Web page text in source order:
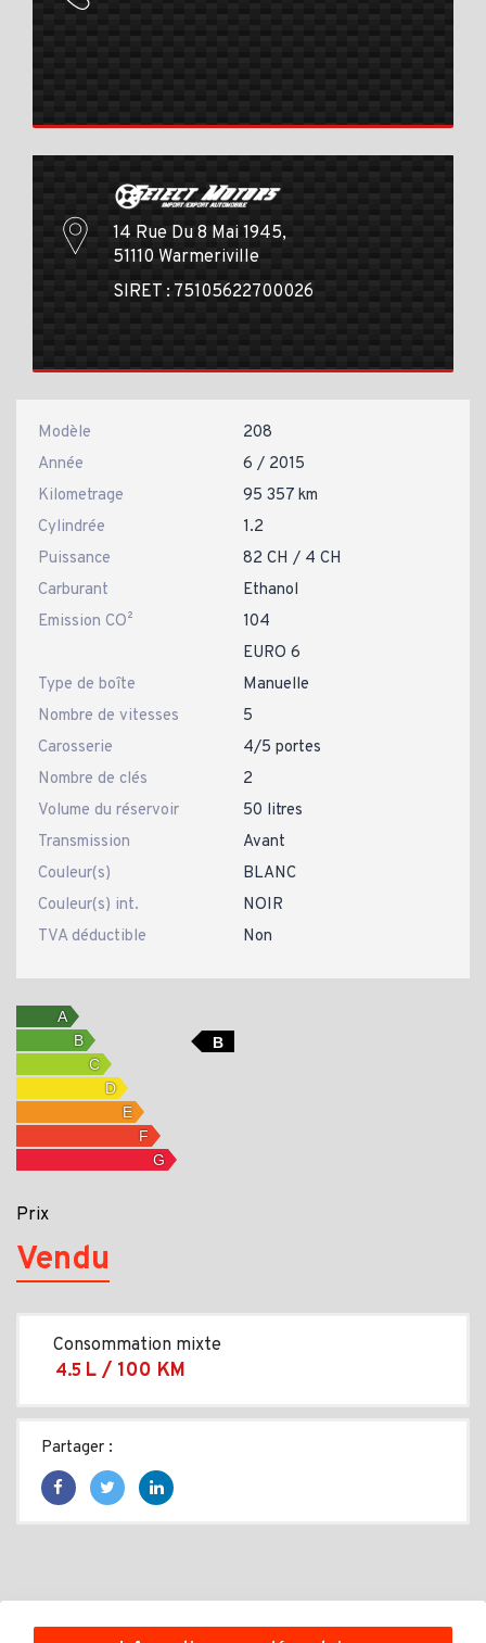
14 Rue Du 8 Mai 1945,
51110 Warmeriville
SIRET : 75105622700026
Modèle
208
Année
6 / 2015
Kilometrage
95 357 km
Cylindrée
1.2
Puissance
82 CH / 4 CH
Carburant
Ethanol
Emission CO²
104
EURO 6
Type de boîte
Manuelle
Nombre de vitesses
5
Carosserie
4/5 portes
Nombre de clés
2
Volume du réservoir
50 litres
Transmission
Avant
Couleur(s)
BLANC
Couleur(s) int.
NOIR
TVA déductible
Non
B
Prix
Vendu
Consommation mixte
4.5 L / 100 KM
Partager :